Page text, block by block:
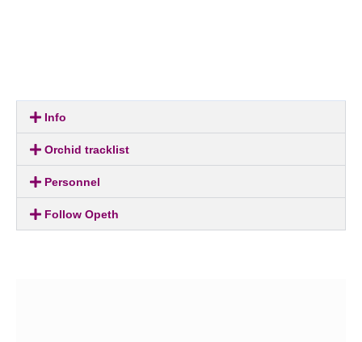
Info
Orchid tracklist
Personnel
Follow Opeth